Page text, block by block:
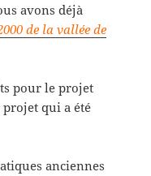
avons déjà
de la vallée de
pour le projet
projet qui a été
anciennes